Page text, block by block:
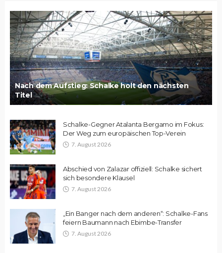
Nach dem Aufstieg: Schalke holt den nächsten
Titel
Schalke-Gegner Atalanta Bergamo im Fokus:
Der Weg zum europäischen Top-Verein
7. August 2026
Abschied von Zalazar offiziell: Schalke sichert
sich besondere Klausel
7. August 2026
„Ein Banger nach dem anderen“: Schalke-Fans
feiern Baumann nach Ebimbe-Transfer
7. August 2026